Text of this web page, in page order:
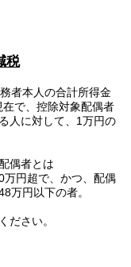
税
者本人の合計所得金
で、控除対象配偶者
人に対して、1万円の
偶者とは
円超で、かつ、配偶
万円以下の者。
ださい。